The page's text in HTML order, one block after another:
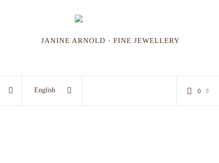
JANINE ARNOLD · FINE JEWELLERY
English 0